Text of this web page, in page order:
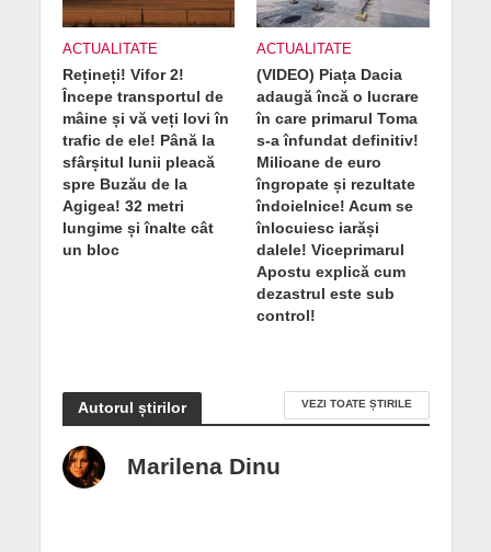
ACTUALITATE
Rețineți! Vifor 2!
Începe transportul de
mâine și vă veți lovi în
trafic de ele! Până la
sfârșitul lunii pleacă
spre Buzău de la
Agigea! 32 metri
lungime și înalte cât
un bloc
ACTUALITATE
(VIDEO) Piața Dacia
adaugă încă o lucrare
în care primarul Toma
s-a înfundat definitiv!
Milioane de euro
îngropate și rezultate
îndoielnice! Acum se
înlocuiesc iarăși
dalele! Viceprimarul
Apostu explică cum
dezastrul este sub
control!
Autorul știrilor VEZI TOATE ȘTIRILE
Marilena Dinu